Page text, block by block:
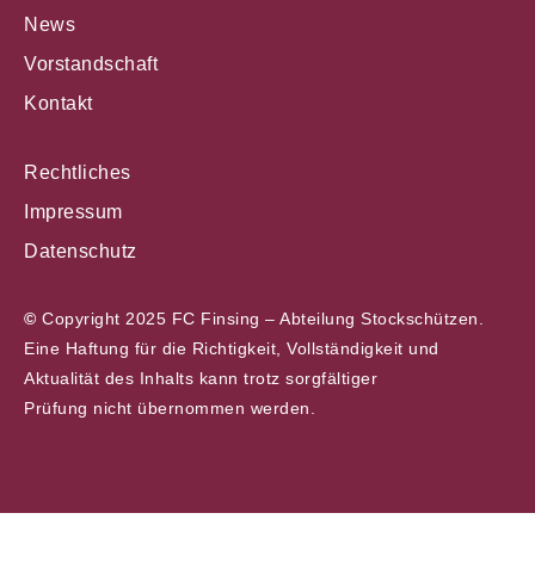
News
Vorstandschaft
Kontakt
Rechtliches
Impressum
Datenschutz
© Copyright 2025 FC Finsing – Abteilung Stockschützen.
Eine Haftung für die Richtigkeit, Vollständigkeit und
Aktualität des Inhalts kann trotz sorgfältiger
Prüfung nicht übernommen werden.